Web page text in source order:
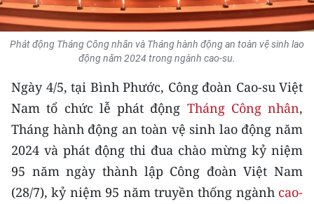
BẠN ĐỌC
KIỂM CHỨNG THÔNG TIN
TRI THỨC CHUYÊN SÂU
54 DÂN TỘC VIỆT NAM
CHƯƠNG TRÌNH OCOP - MỖI XÃ
MỘT SẢN PHẨM
Phát động Tháng Công nhân và Tháng hành động an toàn vệ sinh lao
động năm 2024 trong ngành cao-su.
Ngày 4/5, tại Bình Phước, Công đoàn Cao-su Việt
Nam tổ chức lễ phát động Tháng Công nhân,
Tháng hành động an toàn vệ sinh lao động năm
2024 và phát động thi đua chào mừng kỷ niệm
95 năm ngày thành lập Công đoàn Việt Nam
(28/7), kỷ niệm 95 năm truyền thống ngành cao-